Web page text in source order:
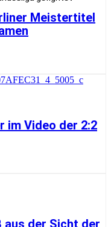
Meistertitel
im Video der 2:2